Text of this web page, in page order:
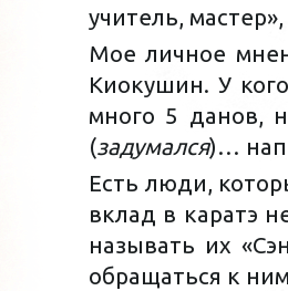
учитель,
Мое личное
Киокушин. У
много 5 данов,
(задумался)…
Есть люди,
вклад в каратэ
называть их
обращаться к